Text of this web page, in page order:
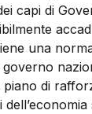
capi di
una
di